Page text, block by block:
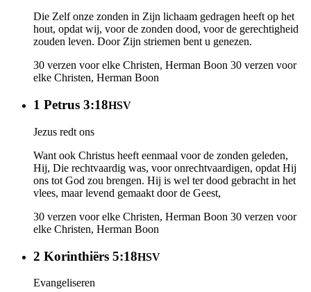
Die Zelf onze zonden in Zijn lichaam gedragen heeft op het
hout, opdat wij, voor de zonden dood, voor de gerechtigheid
zouden leven. Door Zijn striemen bent u genezen.
30 verzen voor elke Christen, Herman Boon 30 verzen voor
elke Christen, Herman Boon
1 Petrus 3:18HSV
Jezus redt ons
Want ook Christus heeft eenmaal voor de zonden geleden,
Hij, Die rechtvaardig was, voor onrechtvaardigen, opdat Hij
ons tot God zou brengen. Hij is wel ter dood gebracht in het
vlees, maar levend gemaakt door de Geest,
30 verzen voor elke Christen, Herman Boon 30 verzen voor
elke Christen, Herman Boon
2 Korinthiërs 5:18HSV
Evangeliseren